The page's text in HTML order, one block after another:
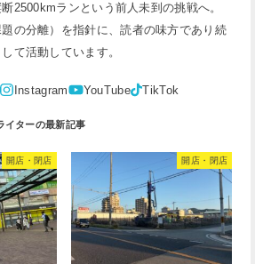
2500kmランという前人未到の挑戦へ。
の分離）を指針に、読者の味方であり続
て活動しています。
開店・閉店 開店・閉店